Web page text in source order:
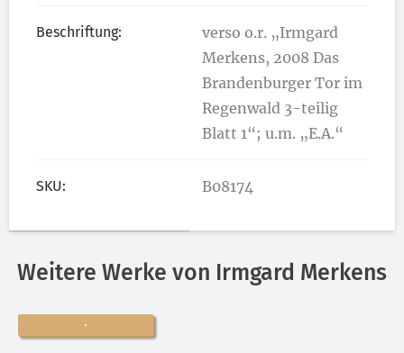
Beschriftung:
verso o.r. „Irmgard
Merkens, 2008 Das
Brandenburger Tor im
Regenwald 3-teilig
Blatt 1“; u.m. „E.A.“
SKU: B08174
Weitere Werke von Irmgard Merkens